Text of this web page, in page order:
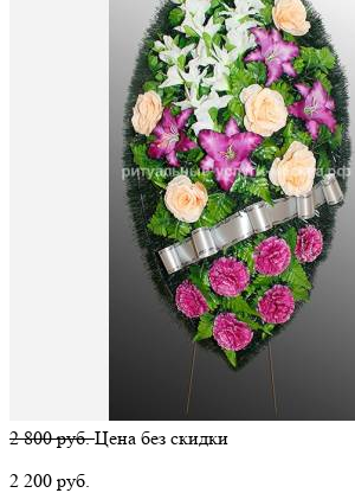
2 800 руб.Цена без скидки
2 200 руб.